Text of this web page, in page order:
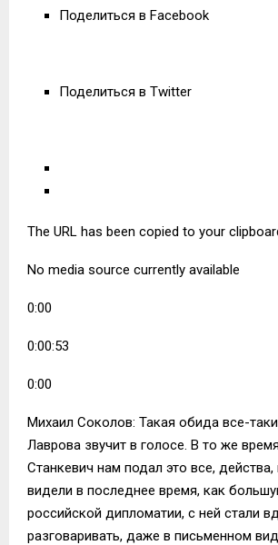
Поделиться в Facebook
Поделиться в Twitter
The URL has been copied to your
No media source currently available
0:00
0:00:53
0:00
Михаил Соколов: Такая обида все-
Лаврова звучит в голосе. В то же
Станкевич нам подал это все,
видели в последнее время, как
российской дипломатии, с ней стали
разговаривать, даже в письменном